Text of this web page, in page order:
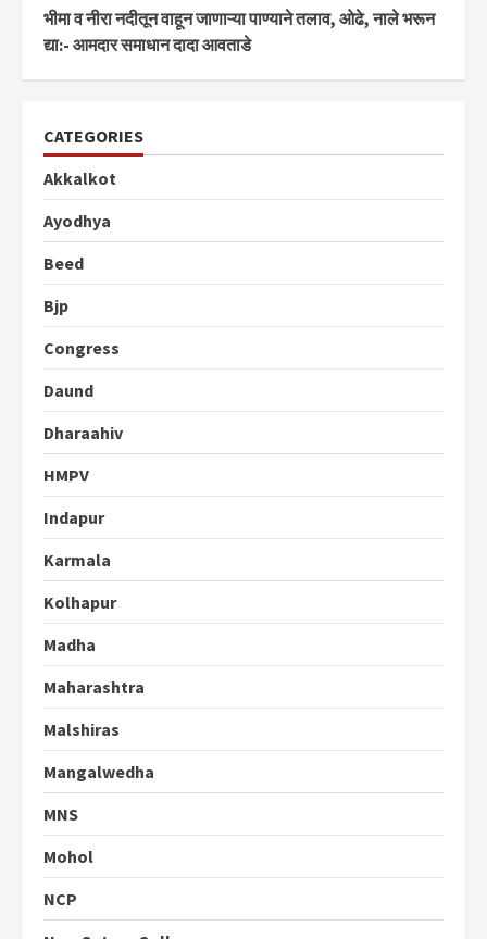
भीमा व नीरा नदीतून वाहून जाणाऱ्या पाण्याने तलाव, ओढे, नाले भरून
द्या:- आमदार समाधान दादा आवताडे
CATEGORIES
Akkalkot
Ayodhya
Beed
Bjp
Congress
Daund
Dharaahiv
HMPV
Indapur
Karmala
Kolhapur
Madha
Maharashtra
Malshiras
Mangalwedha
MNS
Mohol
NCP